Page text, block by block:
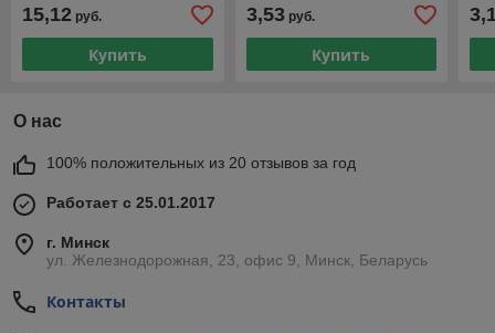
белая)
15,12 руб.
Купить
3,53руб.
Купить
О нас
100% положительных из 20 отзывов за год
Работает с 25.01.2017
г. Минск
ул. Железнодорожная, 23, офис 9, Минск, Беларусь
Контакты